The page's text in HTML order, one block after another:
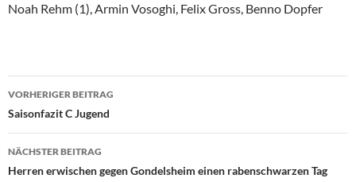
Noah Rehm (1), Armin Vosoghi, Felix Gross, Benno Dopfer
Beitragsnavigation
VORHERIGER BEITRAG
Saisonfazit C Jugend
NÄCHSTER BEITRAG
Herren erwischen gegen Gondelsheim einen rabenschwarzen Tag